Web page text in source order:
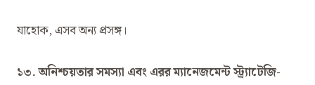
যাহোক, এসব অন্য প্রসঙ্গ।
১৩. অনিশ্চয়তার সমস্যা এবং এরর ম্যানেজমেন্ট স্ট্র্যাটেজি-